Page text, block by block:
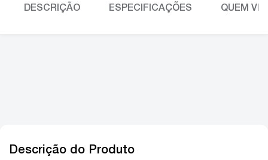
DESCRIÇÃO ESPECIFICAÇÕES QUEM
Descrição do Produto